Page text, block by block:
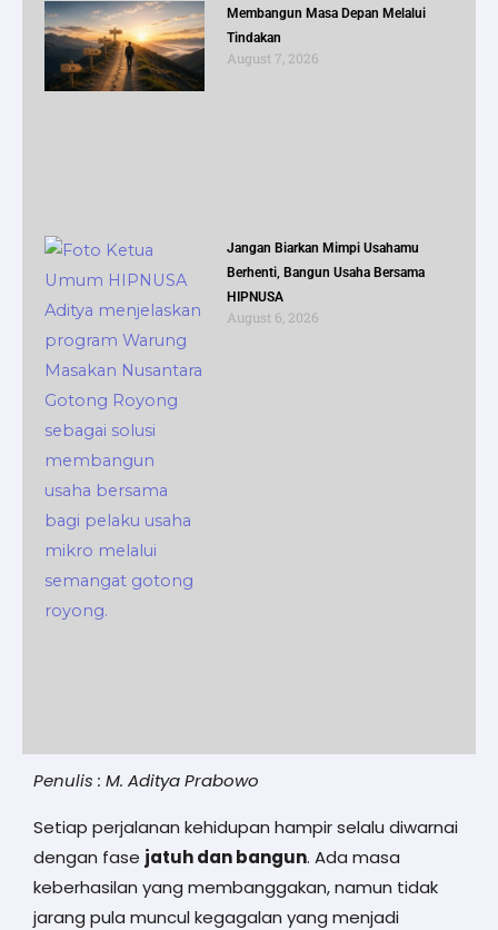
Membangun Masa Depan Melalui
Tindakan
August 7, 2026
Jangan Biarkan Mimpi Usahamu
Berhenti, Bangun Usaha Bersama
HIPNUSA
August 6, 2026
Penulis : M. Aditya Prabowo
Setiap perjalanan kehidupan hampir selalu diwarnai
dengan fase jatuh dan bangun. Ada masa
keberhasilan yang membanggakan, namun tidak
jarang pula muncul kegagalan yang menjadi